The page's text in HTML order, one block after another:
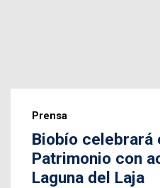
Prensa
Biobío celebrará
Patrimonio con
Laguna del Laja